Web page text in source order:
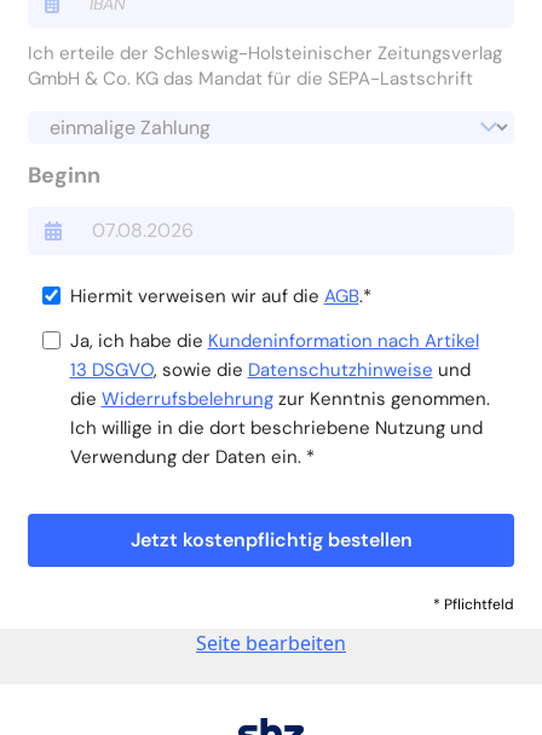
Ich erteile der Schleswig-Holsteinischer Zeitungsverlag
GmbH & Co. KG das Mandat für die SEPA-Lastschrift
Beginn
Hiermit verweisen wir auf die AGB.*
Ja, ich habe die Kundeninformation nach Artikel
13 DSGVO, sowie die Datenschutzhinweise und
die Widerrufsbelehrungzur Kenntnis genommen.
Ich willige in die dort beschriebene Nutzung und
Verwendung der Daten ein. *
Jetzt kostenpflichtig bestellen
* Pflichtfeld
Seite bearbeiten